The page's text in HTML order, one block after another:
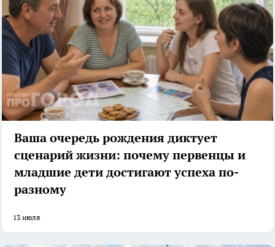
Ваша очередь рождения диктует
сценарий жизни: почему первенцы и
младшие дети достигают успеха по-
разному
13 июля